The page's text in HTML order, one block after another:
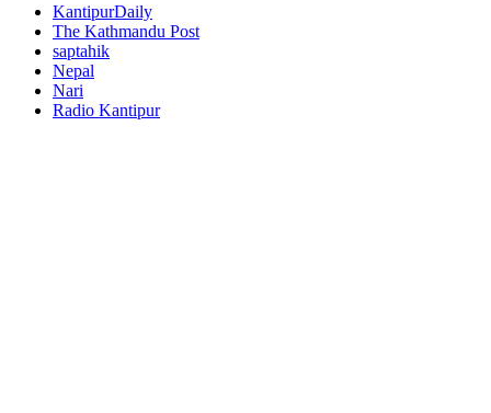
KantipurDaily
The Kathmandu Post
saptahik
Nepal
Nari
Radio Kantipur